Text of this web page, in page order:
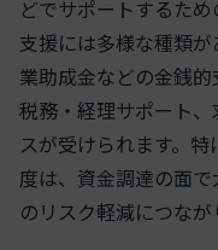
どでサポートするた
支援には多様な種類
業助成金などの金銭
税務・経理サポート
スが受けられます。
度は、資金調達の面
のリスク軽減につなが